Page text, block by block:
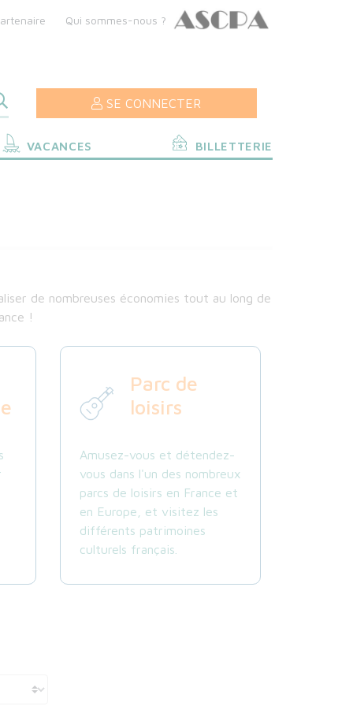
Qui sommes-nous ?
SE CONNECTER
VACANCES BILLETTERIE
de nombreuses économies tout au long de
!
Parc de
loisirs
Amusez-vous et détendez-
vous dans l'un des nombreux
parcs de loisirs en France et
en Europe, et visitez les
différents patrimoines
culturels français.